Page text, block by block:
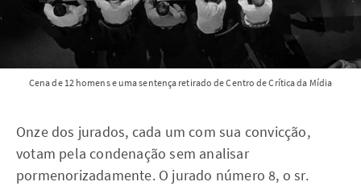
Cena de 12 homens e uma sentença retirado de Centro de Crítica da Mídia
Onze dos jurados, cada um com sua convicção,
votam pela condenação sem analisar
pormenorizadamente. O jurado número 8, o sr.